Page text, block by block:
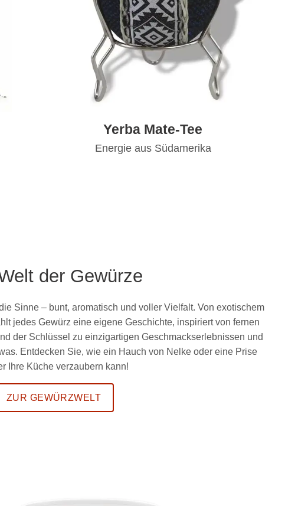
Yerba Mate-Tee
Energie aus Südamerika
der Gewürze
Sinne – bunt, aromatisch und voller Vielfalt. Von exotischem
jedes Gewürz eine eigene Geschichte, inspiriert von fernen
der Schlüssel zu einzigartigen Geschmackserlebnissen und
Entdecken Sie, wie ein Hauch von Nelke oder eine Prise
Ihre Küche verzaubern kann!
ZUR GEWÜRZWELT